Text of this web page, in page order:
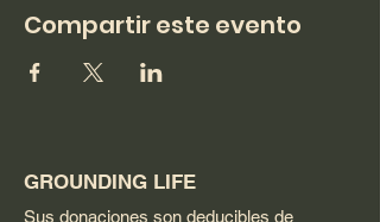
Compartir este evento
GROUNDING LIFE
Sus donaciones son deducibles de